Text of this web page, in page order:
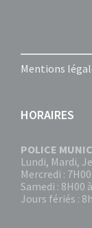
Mentions
HORAIRES
POLICE
Lundi, Mardi,
Mercredi :
Samedi : 8H00
Jours fériés :